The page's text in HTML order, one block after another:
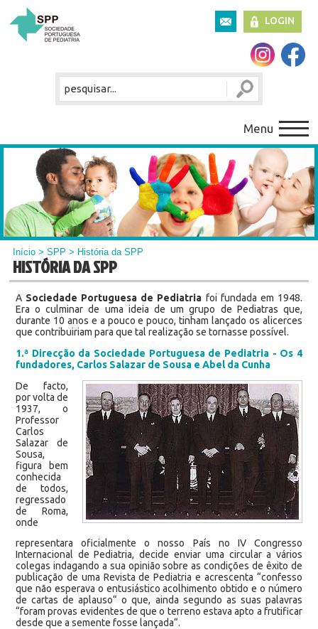
LOGIN
Menu
Início >SPP > História da SPP
HISTÓRIA DA SPP
A Sociedade Portuguesa de Pediatria foi fundada em 1948.
Era o culminar de uma ideia de um grupo de Pediatras que,
durante 10 anos e a pouco e pouco, tinham lançado os alicerces
que contribuiriam para que tal realização se tornasse possível.
1.ª Direcção da Sociedade Portuguesa de Pediatria - Os 4
fundadores, Carlos Salazar de Sousa e Abel da Cunha
De facto,
por volta de
1937, o
Professor
Carlos
Salazar de
Sousa,
figura bem
conhecida
de todos,
regressado
de Roma,
onde
representara oficialmente o nosso País no IV Congresso
Internacional de Pediatria, decide enviar uma circular a vários
colegas indagando a sua opinião sobre as condições de êxito de
publicação de uma Revista de Pediatria e acrescenta “confesso
que não esperava o entusiástico acolhimento obtido e o número
de cartas de aplauso“ o que, ainda segundo as suas palavras
“foram provas evidentes de que o terreno estava apto a frutificar
desde que a semente fosse lançada“.